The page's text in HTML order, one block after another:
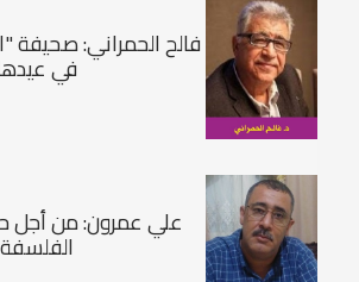
فالح الحمراني: صحيفة
في
علي عمرون: من أجل
الفلسفة